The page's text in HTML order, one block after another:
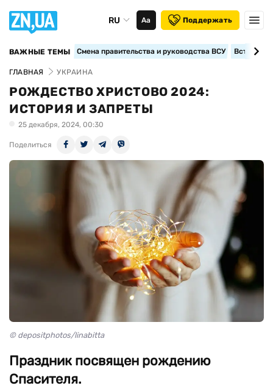
RU Аа Поддержать
ВАЖНЫЕ ТЕМЫ Смена правительства и руководства ВСУ
ГЛАВНАЯ УКРАИНА
РОЖДЕСТВО ХРИСТОВО 2024:
ИСТОРИЯ И ЗАПРЕТЫ
25 декабря, 2024, 00:30
Поделиться
© depositphotos/linabitta
Праздник посвящен рождению
Спасителя.